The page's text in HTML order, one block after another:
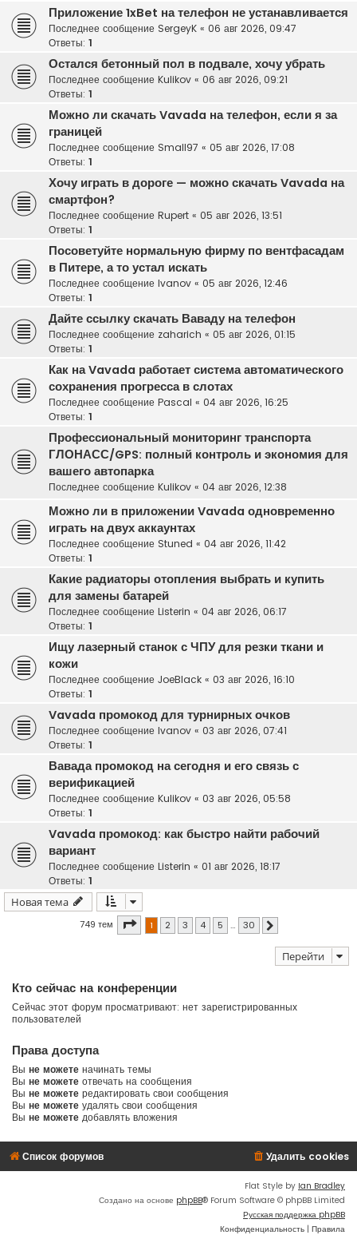
Приложение 1xBet на телефон не устанавливается
Последнее сообщение SergeyK « 06 авг 2026, 09:47
Ответы: 1
Остался бетонный пол в подвале, хочу убрать
Последнее сообщение Kulikov « 06 авг 2026, 09:21
Ответы: 1
Можно ли скачать Vavada на телефон, если я за
границей
Последнее сообщение Small97 « 05 авг 2026, 17:08
Ответы: 1
Хочу играть в дороге — можно скачать Vavada на
смартфон?
Последнее сообщение Rupert « 05 авг 2026, 13:51
Ответы: 1
Посоветуйте нормальную фирму по вентфасадам
в Питере, а то устал искать
Последнее сообщение Ivanov « 05 авг 2026, 12:46
Ответы: 1
Дайте ссылку скачать Ваваду на телефон
Последнее сообщение zaharich « 05 авг 2026, 01:15
Ответы: 1
Как на Vavada работает система автоматического
сохранения прогресса в слотах
Последнее сообщение Pascal « 04 авг 2026, 16:25
Ответы: 1
Профессиональный мониторинг транспорта
ГЛОНАСС/GPS: полный контроль и экономия для
вашего автопарка
Последнее сообщение Kulikov « 04 авг 2026, 12:38
Можно ли в приложении Vavada одновременно
играть на двух аккаунтах
Последнее сообщение Stuned « 04 авг 2026, 11:42
Ответы: 1
Какие радиаторы отопления выбрать и купить
для замены батарей
Последнее сообщение Listerin « 04 авг 2026, 06:17
Ответы: 1
Ищу лазерный станок с ЧПУ для резки ткани и
кожи
Последнее сообщение JoeBlack « 03 авг 2026, 16:10
Ответы: 1
Vavada промокод для турнирных очков
Последнее сообщение Ivanov « 03 авг 2026, 07:41
Ответы: 1
Вавада промокод на сегодня и его связь с
верификацией
Последнее сообщение Kulikov « 03 авг 2026, 05:58
Ответы: 1
Vavada промокод: как быстро найти рабочий
вариант
Последнее сообщение Listerin « 01 авг 2026, 18:17
Ответы: 1
Новая тема
749 тем Страница 1из 30
1 2 3 4 5 … 30
Перейти
Кто сейчас на конференции
Сейчас этот форум просматривают: нет зарегистрированных
пользователей
Права доступа
Вы не можете начинать темы
Вы не можете отвечать на сообщения
Вы не можете редактировать свои сообщения
Вы не можете удалять свои сообщения
Вы не можете добавлять вложения
Список форумов Удалить cookies
Flat Style by Ian Bradley
Создано на основе phpBB® Forum Software © phpBB Limited
Русская поддержка phpBB
Конфиденциальность | Правила